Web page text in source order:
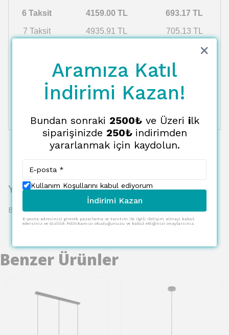
6 Taksit 4159.00 TL 693.17 TL
7 Taksit 4935.91 TL 705.13 TL
630.99 TL
5165.18 TL 573.91 TL
10 Taksit 5287.98 TL 528.80 TL
12 Taksit 5552.00 TL 462.67 TL
Yorumlar
Bu ürün için henüz yorum yapılmamış.
Benzer Ürünler
Aramıza Katıl
İndirimi Kazan!
Bundan sonraki 2500₺ve Üzeri ilk
siparişinizde 250₺ indirimden
yararlanmak için kaydolun.
Kullanım Koşullarını kabul ediyorum
İndirimi Kazan
E-posta adresinizi girerek pazarlama ve tanıtım ile ilgili iletişim almayı kabul
edersiniz ve Gizlilik Politikamızı okuduğunuzu ve kabul ettiğinizi onaylarsınız.